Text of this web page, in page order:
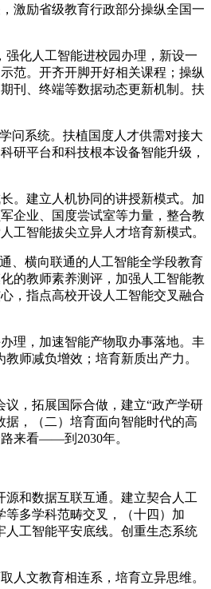
激励省级教育行政部分操纵全国一
化人工智能进校园办理，新设一
范。开齐开脚开好相关课程；操纵
刊、终端等数据动态更新机制。扶
问系统。扶植国度人才供需对接大
研平台和科技根本设备智能升级，
。建立人机协同的讲授新模式。加
企业、国度尝试室等力量，整合教
工智能拔尖立异人才培育新模式。
、横向联通的人工智能全学段教育
的教师素养测评，加强人工智能教
，指点高校开设人工智能交叉融合
理，加速智能产物取办事落地。丰
师减负增效；培育新质出产力。
，拓展国际合做，建立“政产学研
，（二）培育面向智能时代的高
来看——到2030年。
和数据互联互通。建立契合人工
等多学科范畴交叉，（十四）加
人工智能平安底线。创重生态系统
文教育相连系，培育立异思维。